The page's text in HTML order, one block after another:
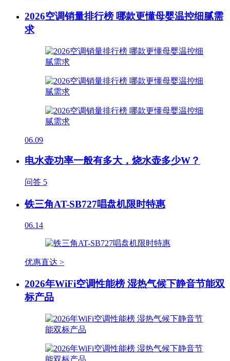
2026空调销量排行榜 哪款更懂母婴温控细腻需
求
06.09
电水壶功率一般有多大，烧水壶多少W？
问答 5
铁三角AT-SB727唱盘机限时特惠
06.14
优惠直达 >
2026年WiFi空调性能榜 湿热气候下静音节能双
标产品